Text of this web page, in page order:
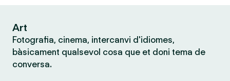
Art
Fotografia, cinema, intercanvi d'idiomes,
bàsicament qualsevol cosa que et doni tema de
conversa.